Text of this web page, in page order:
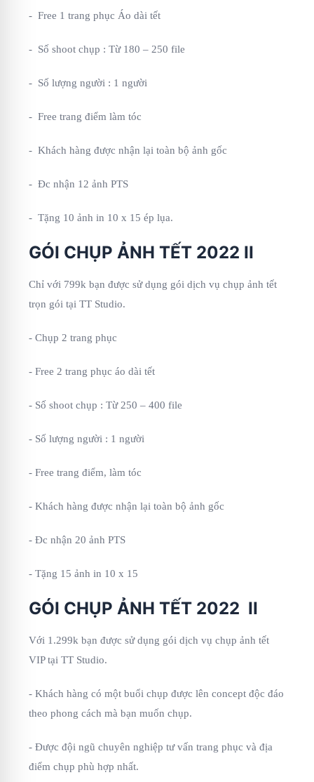
- Free 1 trang phục Áo dài tết
- Số shoot chụp : Từ 180 – 250 file
- Số lượng người : 1 người
- Free trang điểm làm tóc
- Khách hàng được nhận lại toàn bộ ảnh gốc
- Đc nhận 12 ảnh PTS
- Tặng 10 ảnh in 10 x 15 ép lụa.
GÓI CHỤP ẢNH TẾT 2022 II
Chỉ với 799k bạn được sử dụng gói dịch vụ chụp ảnh tết
trọn gói tại TT Studio.
- Chụp 2 trang phục
- Free 2 trang phục áo dài tết
- Số shoot chụp : Từ 250 – 400 file
- Số lượng người : 1 người
- Free trang điểm, làm tóc
- Khách hàng được nhận lại toàn bộ ảnh gốc
- Đc nhận 20 ảnh PTS
- Tặng 15 ảnh in 10 x 15
GÓI CHỤP ẢNH TẾT 2022 II
Với 1.299k bạn được sử dụng gói dịch vụ chụp ảnh tết
VIP tại TT Studio.
- Khách hàng có một buổi chụp được lên concept độc đáo
theo phong cách mà bạn muốn chụp.
- Được đội ngũ chuyên nghiệp tư vấn trang phục và địa
điểm chụp phù hợp nhất.